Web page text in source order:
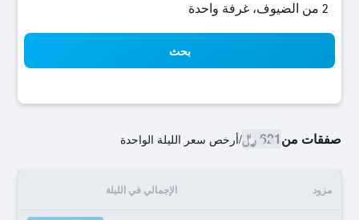
2 من الضيوف، غرفة واحدة
بحث
صفقات من621 ﷼ /أرخص سعر الليلة الواحدة
مزود الإجمالي في الليلة